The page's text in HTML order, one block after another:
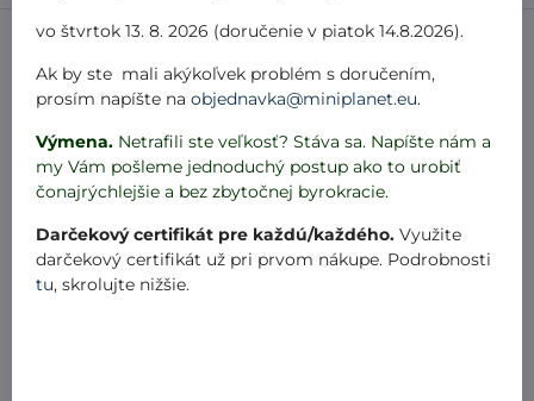
Alternatívne produkty
Jogínky krátke mini srdiečka
VÝPREDAJ -50%
7 dní
od 7,99 € Zľava 4 €
Jogínky krátke čierne
VÝPREDAJ
vo štvrtok 13. 8. 2026 (doručenie v piatok 14.8.2026).
Ak by ste mali akýkoľvek problém s doručením,
prosím napíšte naobjednavka@miniplanet.eu.
Výmena. Netrafili ste veľkosť? Stáva sa. Napíšte nám a
my Vám pošleme jednoduchý postup ako to urobiť
čonajrýchlejšie a bez zbytočnej byrokracie.
Darčekový certifikát pre každú/každého. Využite
darčekový certifikát už pri prvom nákupe. Podrobnosti
tu, skrolujte nižšie.